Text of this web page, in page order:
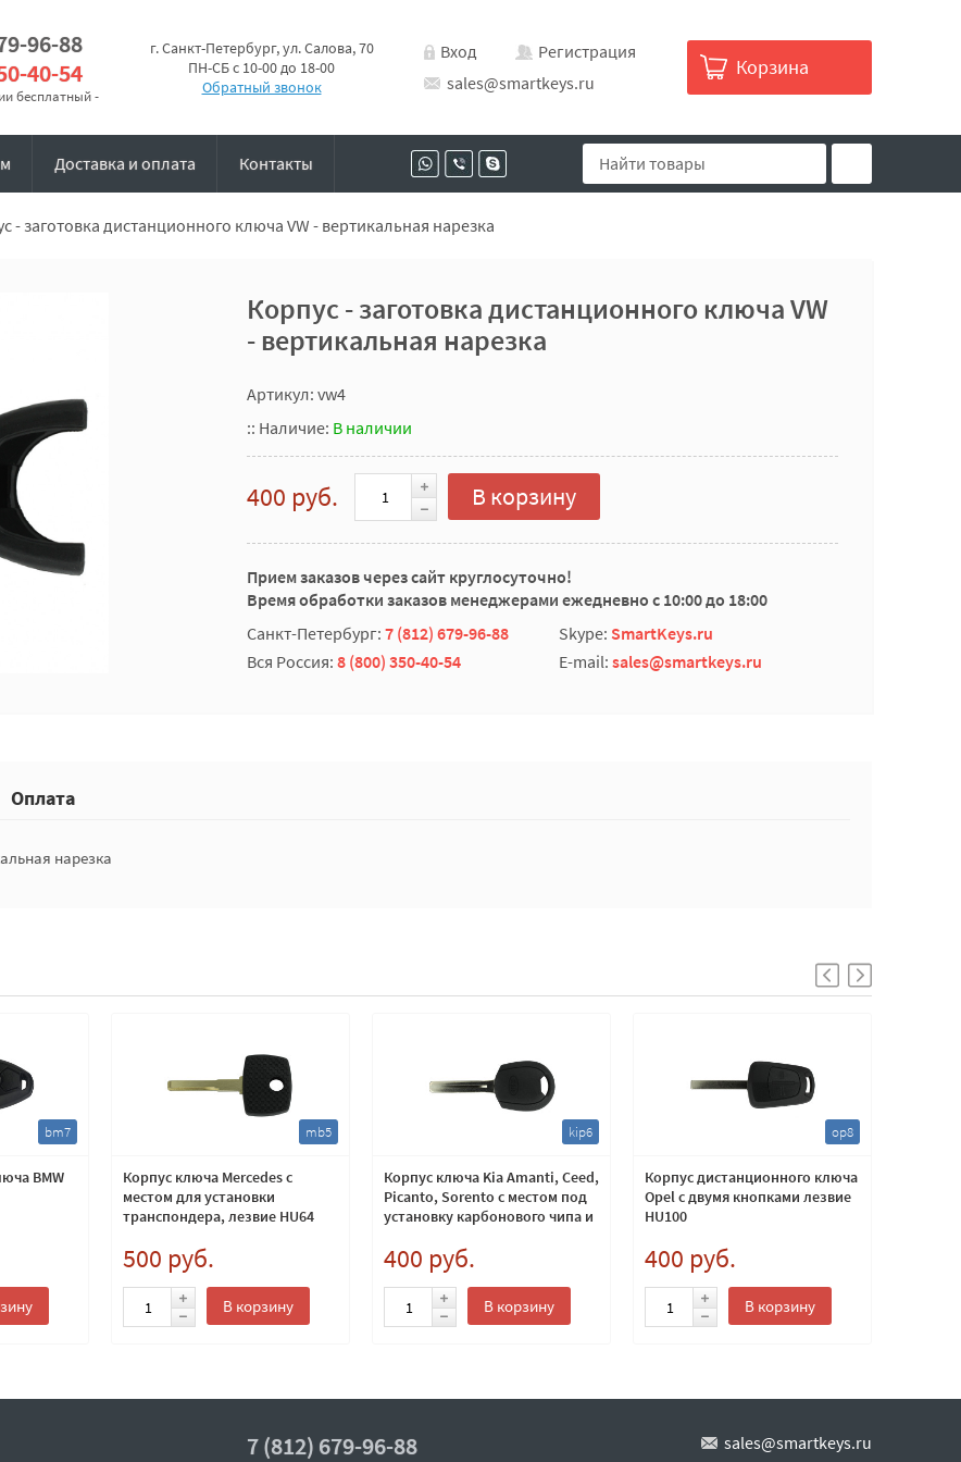
96-88
40-54
бесплатный -
г. Санкт-Петербург, ул. Салова, 70
ПН-СБ с 10-00 до 18-00
Обратный звонок
Вход
Регистрация
sales@smartkeys.ru
Корзина
Доставка и оплата Контакты
- заготовка дистанционного ключа VW - вертикальная нарезка
Корпус - заготовка дистанционного ключа VW
- вертикальная нарезка
Артикул: vw4
:: Наличие: В наличии
400 руб. В корзину
Прием заказов через сайт круглосуточно!
Время обработки заказов менеджерами ежедневно с 10:00 до 18:00
Санкт-Петербург: 7 (812) 679-96-88 Skype: SmartKeys.ru
Вся Россия: 8 (800) 350-40-54 E-mail: sales@smartkeys.ru
Оплата
нарезка
bm7
BMW
mb5
Корпус ключа Mercedes с
местом для установки
транспондера, лезвие HU64
500 руб.
В корзину
kip6
Корпус ключа Kia Amanti, Ceed,
Picanto, Sorento с местом под
установку карбонового чипа и
400 руб.
В корзину
op8
Корпус дистанционного ключа
Opel с двумя кнопками лезвие
HU100
400 руб.
В корзину
7 (812) 679-96-88
sales@smartkeys.ru